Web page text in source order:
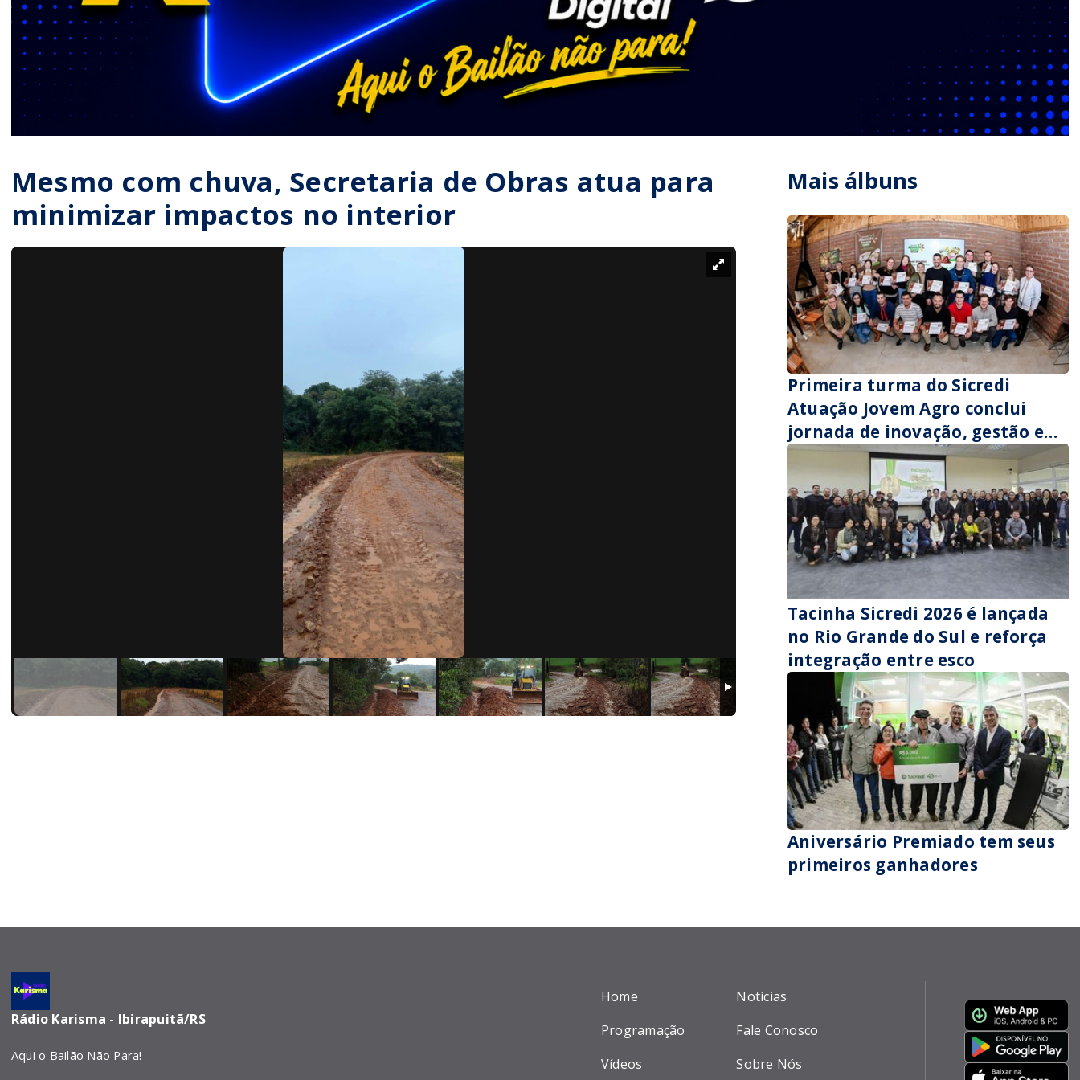
Mesmo com chuva, Secretaria de Obras atua para
minimizar impactos no interior
Mais álbuns
Primeira turma do Sicredi
Atuação Jovem Agro conclui
jornada de inovação, gestão e
sucessão no campo
Tacinha Sicredi 2026 é lançada
no Rio Grande do Sul e reforça
integração entre esco
Aniversário Premiado tem seus
primeiros ganhadores
Rádio Karisma - Ibirapuitã/RS
Aqui o Bailão Não Para!
Home
Programação
Vídeos
Notícias
Fale Conosco
Sobre Nós